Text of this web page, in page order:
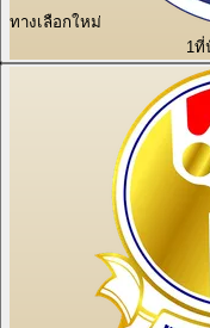
ทางเลือกใหม่
1ที่